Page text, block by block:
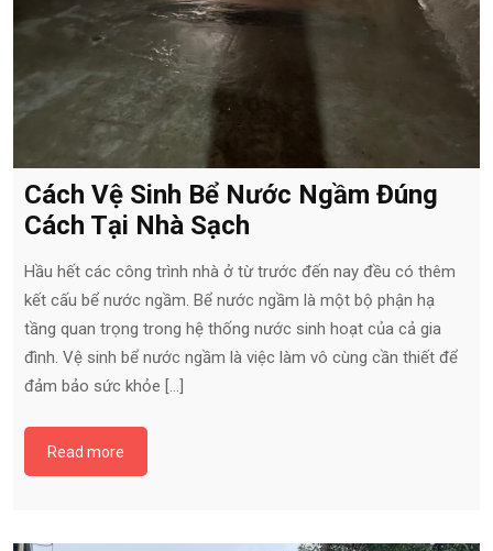
Cách Vệ Sinh Bể Nước Ngầm Đúng
Cách Tại Nhà Sạch
Hầu hết các công trình nhà ở từ trước đến nay đều có thêm
kết cấu bể nước ngầm. Bể nước ngầm là một bộ phận hạ
tầng quan trọng trong hệ thống nước sinh hoạt của cả gia
đình. Vệ sinh bể nước ngầm là việc làm vô cùng cần thiết để
đảm bảo sức khỏe […]
Read more